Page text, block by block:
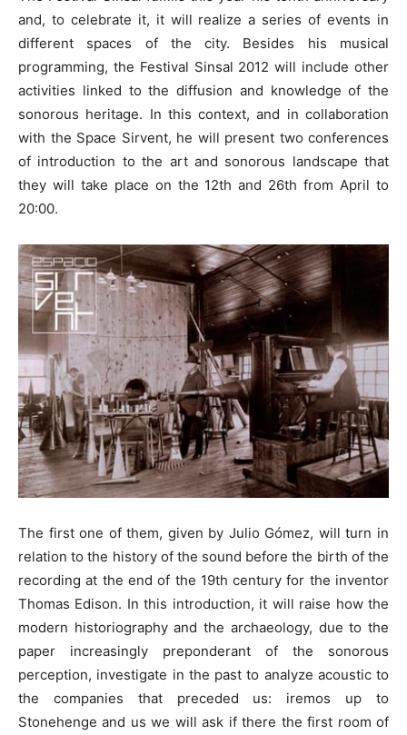
and, to celebrate it, it will realize a series of events in
different spaces of the city. Besides his musical
programming, the Festival Sinsal 2012 will include other
activities linked to the diffusion and knowledge of the
sonorous heritage. In this context, and in collaboration
with the Space Sirvent, he will present two conferences
of introduction to the art and sonorous landscape that
they will take place on the 12th and 26th from April to
20:00.
The first one of them, given by Julio Gómez, will turn in
relation to the history of the sound before the birth of the
recording at the end of the 19th century for the inventor
Thomas Edison. In this introduction, it will raise how the
modern historiography and the archaeology, due to the
paper increasingly preponderant of the sonorous
perception, investigate in the past to analyze acoustic to
the companies that preceded us: iremos up to
Stonehenge and us we will ask if there the first room of